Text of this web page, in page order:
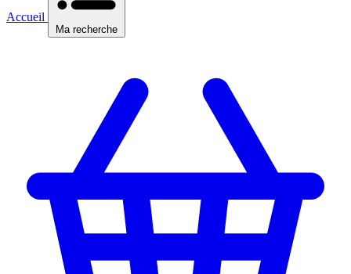
Accueil
Ma recherche